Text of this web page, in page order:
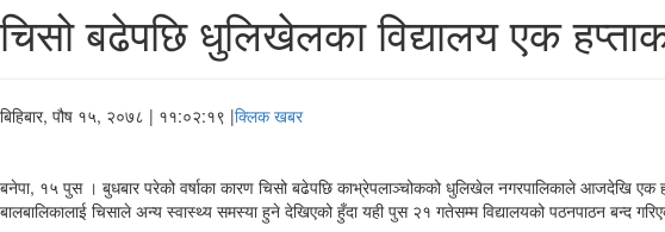
चिसो बढेपछि धुलिखेलका विद्यालय एक
बिहिबार, पौष १५, २०७८ | ११:०२:१९ |क्लिक खबर
बनेपा, १५ पुस । बुधबार परेको वर्षाका कारण चिसो बढेपछि काभ्रेपलाञ्चोकको धुलिखेल नगरपालिकाले आजदेखि एक
बालबालिकालाई चिसाले अन्य स्वास्थ्य समस्या हुने देखिएको हुँदा यही पुस २१ गतेसम्म विद्यालयको पठनपाठन बन्द